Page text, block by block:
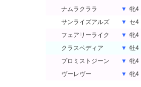
ナムラクララ
▼ 牝4
サンライズアルズ
▼ セ4
フェアリーライク
▼ 牝4
クラスペディア
▼ 牡4
プロミストジーン
▼ 牝4
ヴーレヴー
▼ 牝4